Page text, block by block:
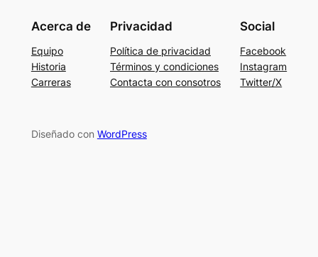
Acerca de
Equipo
Historia
Carreras
Privacidad
Política de privacidad
Términos y condiciones
Contacta con consotros
Social
Facebook
Instagram
Twitter/X
Diseñado con WordPress